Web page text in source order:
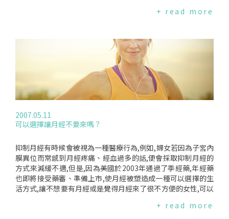
Clinic)的Dr.StevenNissen和KathyWolski所負責,結果刊載在
安全事件反應了美國食品藥物管制局在審核藥物的程序上,是有
很大的瑕疵的；在2004年時,發現由默克藥廠(Merck&Co.)行銷
的非類固醇關節炎消炎藥"偉克適"(Vioxx),會引起嚴重的心臟疾
病,而全面回收下架,但是當時已經有數百萬人服用；有專家便擔
憂梵帝雅會不會是另一個類似的例子.美國食品藥物管制局表示,
這份研究結果和其他的長期研究結果相抵觸,而且有研究發現,更
註警語,除了通知所有醫師之外,也還不會採取其他動作.建議有
在使用梵帝雅的病患,特別是又有心臟疾病風險的病患,應該先和
+ read more
2007.05.11
可以選擇讓月經不要來嗎？
抑制月經有時候會被視為一種醫療行為,例如,婦女若因為子宮內
膜異位而常感到月經疼痛、經血過多的話,便會採取抑制月經的
方式來減緩不適,但是,因為美國於2003年通過了季經藥,年經藥
也即將接受藥審、準備上市,使月經被塑造成一種可以選擇的生
活方式,讓不想要有月經或是覺得月經來了很不方便的女性,可以
抑制月經對女性健康來說安全嗎？有沒有月經真的是一種可以
+ read more